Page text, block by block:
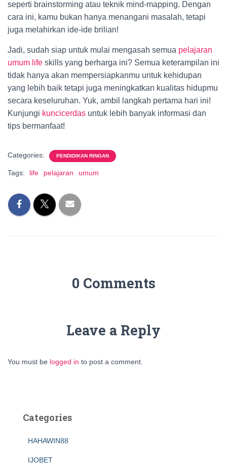
seperti brainstorming atau teknik mind-mapping. Dengan
cara ini, kamu bukan hanya menangani masalah, tetapi
juga melahirkan ide-ide brilian!
Jadi, sudah siap untuk mulai mengasah semua pelajaran
umum life skills yang berharga ini? Semua keterampilan ini
tidak hanya akan mempersiapkanmu untuk kehidupan
yang lebih baik tetapi juga meningkatkan kualitas hidupmu
secara keseluruhan. Yuk, ambil langkah pertama hari ini!
Kunjungi kuncicerdas untuk lebih banyak informasi dan
tips bermanfaat!
Categories: PENDIDIKAN RINGAN
Tags: life pelajaran umum
0 Comments
Leave a Reply
You must be logged in to post a comment.
Categories
HAHAWIN88
IJOBET